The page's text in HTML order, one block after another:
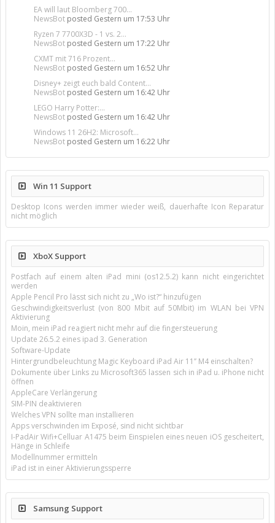
EA will laut Bloomberg 700...
NewsBot posted Gestern um 17:53 Uhr
Ryzen 7 7700X3D - 1 vs. 2...
NewsBot posted Gestern um 17:22 Uhr
CXMT mit 716 Prozent...
NewsBot posted Gestern um 16:52 Uhr
Disney+ zeigt euch bald Content...
NewsBot posted Gestern um 16:42 Uhr
LEGO Harry Potter:...
NewsBot posted Gestern um 16:42 Uhr
Windows 11 26H2: Microsoft...
NewsBot posted Gestern um 16:22 Uhr
Win 11 Support
Desktop Icons werden immer wieder weiß, dauerhafte Icon Reparatur
nicht möglich
XboX Support
Postfach auf einem alten iPad mini (os12.5.2) kann nicht eingerichtet
werden
Apple Pencil Pro lässt sich nicht zu „Wo ist?“ hinzufügen
Geschwindigkeitsverlust (von 800 Mbit auf 50Mbit) im WLAN bei VPN
Aktivierung
Moin, mein iPad reagiert nicht mehr auf die fingersteuerung
Update 26.5.2 eines ipad 3. Generation
Software-Update
Hintergrundbeleuchtung Magic Keyboard iPad Air 11’’ M4 einschalten?
Dokumente über Links zu Microsoft365 lassen sich in iPad u. iPhone nicht
öffnen
AppleCare Verlängerung
SIM-PIN deaktivieren
Welches VPN sollte man installieren
Apps verschwinden im Exposé, sind nicht sichtbar
I-PadAir Wifi+Celluar A1475 beim Einspielen eines neuen iOS gescheitert,
Hänge in Schleife
Modellnummer ermitteln
iPad ist in einer Aktivierungssperre
Samsung Support